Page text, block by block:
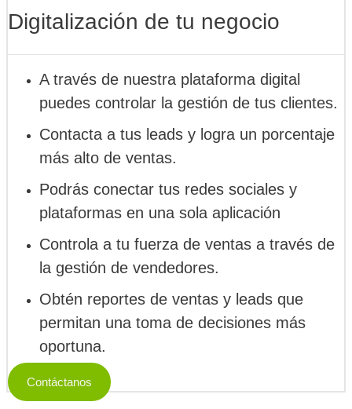
Digitalización de tu negocio
A través de nuestra plataforma digital
puedes controlar la gestión de tus clientes.
Contacta a tus leads y logra un porcentaje
más alto de ventas.
Podrás conectar tus redes sociales y
plataformas en una sola aplicación
Controla a tu fuerza de ventas a través de
la gestión de vendedores.
Obtén reportes de ventas y leads que
permitan una toma de decisiones más
oportuna.
Contáctanos